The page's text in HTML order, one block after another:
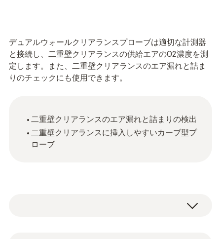
デュアルウォールクリアランスプローブは適切な計測器
と接続し、二重壁クリアランスの供給エアのO2濃度を測
定します。また、二重壁クリアランスのエア漏れと詰ま
りのチェックにも使用できます。
二重壁クリアランスのエア漏れと詰まりの検出
二重壁クリアランスに挿入しやすいカーブ型プ
ローブ